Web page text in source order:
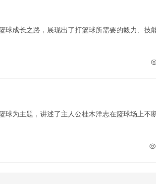
球成长之路，展现出了打篮球所需要的毅力、技
球为主题，讲述了主人公桂木洋志在篮球场上不